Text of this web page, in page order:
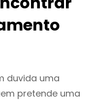
duvida uma
pretende uma